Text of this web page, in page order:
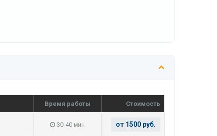
Время работы Стоимость
30-40 мин от 1500 руб.